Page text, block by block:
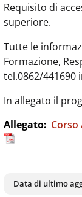
Requisito di
superiore.
Tutte le
Formazione,
tel.0862/441690
In allegato il
Allegato: Corso
Data di ultimo